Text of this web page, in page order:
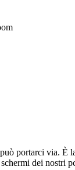
portarci via. È
dei nostri